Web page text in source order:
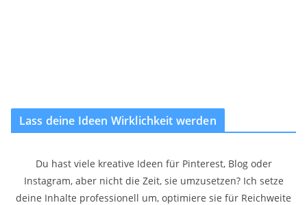
Lass deine Ideen Wirklichkeit werden
Du hast viele kreative Ideen für Pinterest, Blog oder
Instagram, aber nicht die Zeit, sie umzusetzen? Ich setze
deine Inhalte professionell um, optimiere sie für Reichweite